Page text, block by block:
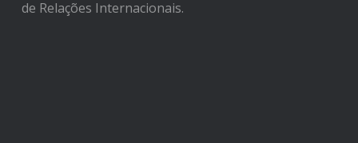
de Relações Internacionais.